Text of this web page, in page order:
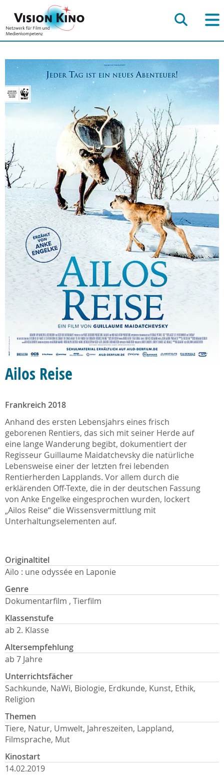
Ailos Reise
Frankreich 2018
Anhand des ersten Lebensjahrs eines frisch
geborenen Rentiers, das sich mit seiner Herde auf
eine lange Wanderung begibt, dokumentiert der
Regisseur Guillaume Maidatchevsky die natürliche
Lebensweise einer der letzten frei lebenden
Rentierherden Lapplands. Vor allem durch die
erklärenden Off-Texte, die in der deutschen Fassung
von Anke Engelke eingesprochen wurden, lockert
„Ailos Reise“ die Wissensvermittlung mit
Unterhaltungselementen auf.
Originaltitel
Aïlo : une odyssée en Laponie
Genre
Dokumentarfilm , Tierfilm
Klassenstufe
ab 2. Klasse
Altersempfehlung
ab 7 Jahre
Unterrichtsfächer
Sachkunde, NaWi, Biologie, Erdkunde, Kunst, Ethik,
Religion
Themen
Tiere, Natur, Umwelt, Jahreszeiten, Lappland,
Filmsprache, Mut
Kinostart
14.02.2019